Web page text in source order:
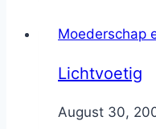
Moederschap
Lichtvoetig
ByNicole
August 30,